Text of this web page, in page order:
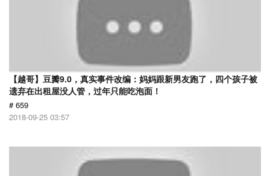
【越哥】豆瓣9.0，真实事件改编：妈妈跟新男友跑了，四个孩子被
遗弃在出租屋没人管，过年只能吃泡面！
# 659
2018-09-25 03:57